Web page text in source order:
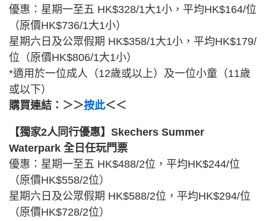
優惠：星期一至五 HK$328/1大1小，平均HK$164/位
（原價HK$736/1大1小）
星期六日及公眾假期 HK$358/1大1小，平均HK$179/
位（原價HK$806/1大1小）
*適用於一位成人（12歲或以上）及一位小童（11歲
或以下）
購買連結：＞＞按此＜＜
【獨家2人同行優惠】Skechers Summer
Waterpark 全日任玩門票
優惠：星期一至五 HK$488/2位，平均HK$244/位
（原價HK$558/2位）
星期六日及公眾假期 HK$588/2位，平均HK$294/位
（原價HK$728/2位）